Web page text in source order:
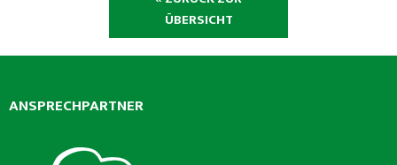
ÜBERSICHT
ANSPRECHPARTNER